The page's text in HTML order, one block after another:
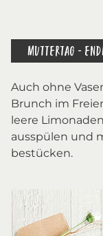
MUTTERTAG -
Auch ohne
Brunch im
leere
ausspülen und
bestücken.